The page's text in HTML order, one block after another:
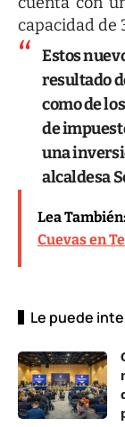
capacidad de
Estos
resultado
como de
de
una
alcaldesa
Lea También:
Cuevas en
Le puede